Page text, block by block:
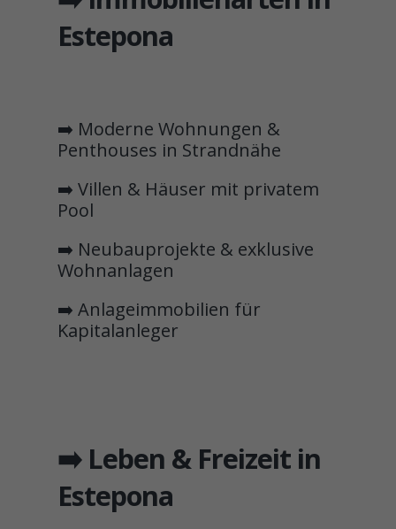
Estepona
➡️ Moderne Wohnungen &
Penthouses in Strandnähe
➡️ Villen & Häuser mit privatem
Pool
➡️ Neubauprojekte & exklusive
Wohnanlagen
➡️ Anlageimmobilien für
Kapitalanleger
➡️ Leben & Freizeit in
Estepona